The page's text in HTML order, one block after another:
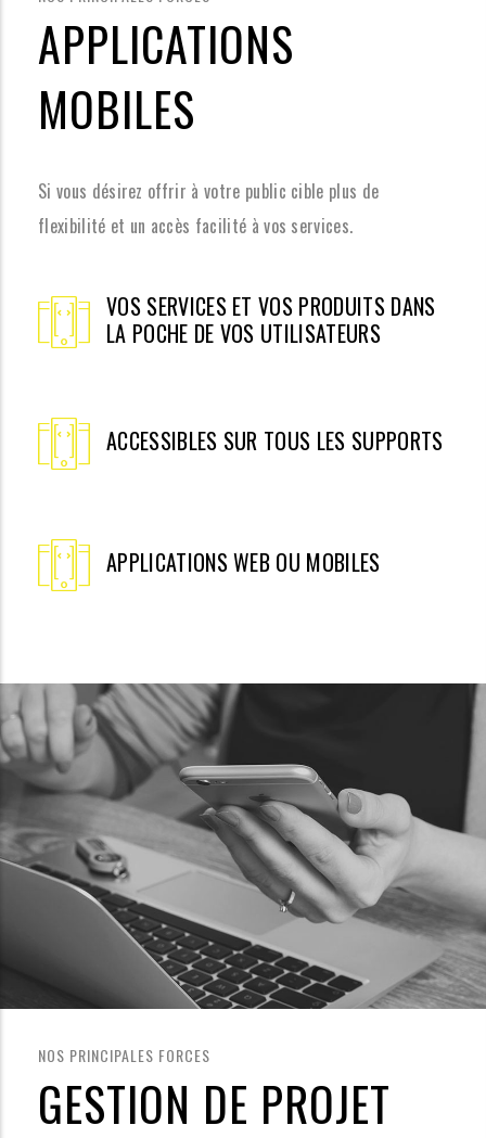
APPLICATIONS
MOBILES
Si vous désirez offrir à votre public cible plus de
flexibilité et un accès facilité à vos services.
VOS SERVICES ET VOS PRODUITS DANS
LA POCHE DE VOS UTILISATEURS
ACCESSIBLES SUR TOUS LES SUPPORTS
APPLICATIONS WEB OU MOBILES
NOS PRINCIPALES FORCES
GESTION DE PROJET